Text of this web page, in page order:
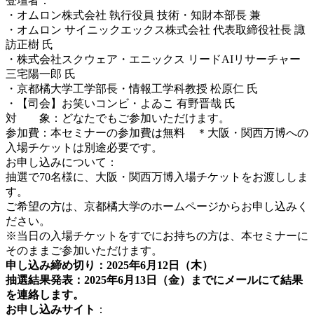
・ オムロン株式会社 執行役員 技術・知財本部長 兼
・ オムロン サイニックエックス株式会社 代表取締役社長 諏
訪正樹 氏
・ 株式会社スクウェア・エニックス リードAIリサーチャー
三宅陽一郎 氏
・ 京都橘大学工学部長・情報工学科教授 松原仁 氏
・
【司会】お笑いコンビ・よゐこ 有野晋哉 氏
対 象：どなたでもご参加いただけます。
参加費：本セミナーの参加費は無料 ＊大阪・関西万博への
入場チケットは別途必要です。
お申し込みについて：
抽選で70名様に、大阪・関西万博入場チケットをお渡ししま
す。
ご希望の方は、京都橘大学のホームページからお申し込みく
ださい。
※当日の入場チケットをすでにお持ちの方は、本セミナーに
そのままご参加いただけます。
申し込み締め切り：2025年6月12日（木）
抽選結果発表：2025年6月13日（金）までにメールにて結果
を連絡します。
お申し込みサイト ：